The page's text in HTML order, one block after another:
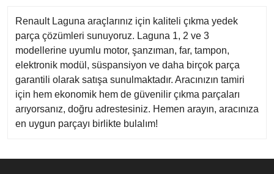
Renault Laguna araçlarınız için kaliteli çıkma yedek
parça çözümleri sunuyoruz. Laguna 1, 2 ve 3
modellerine uyumlu motor, şanzıman, far, tampon,
elektronik modül, süspansiyon ve daha birçok parça
garantili olarak satışa sunulmaktadır. Aracınızın tamiri
için hem ekonomik hem de güvenilir çıkma parçaları
arıyorsanız, doğru adrestesiniz. Hemen arayın, aracınıza
en uygun parçayı birlikte bulalım!